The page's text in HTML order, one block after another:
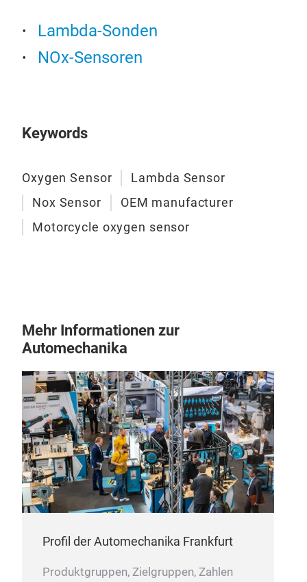
Lambda-Sonden
NOx-Sensoren
Keywords
Oxygen Sensor
Lambda Sensor
Nox Sensor
OEM manufacturer
Motorcycle oxygen sensor
Mehr Informationen zur
Automechanika
Profil der Automechanika Frankfurt
Produktgruppen, Zielgruppen, Zahlen